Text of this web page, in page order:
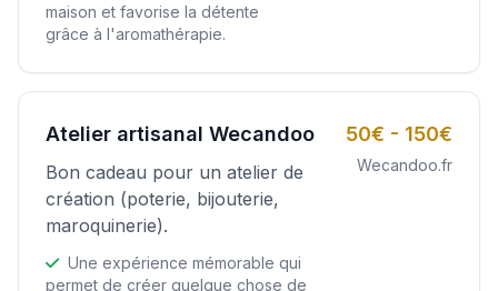
maison et favorise la détente
grâce à l'aromathérapie.
Atelier artisanal Wecandoo
Bon cadeau pour un atelier de
création (poterie, bijouterie,
maroquinerie).
Une expérience mémorable qui
permet de créer quelque chose de
50€ - 150€
Wecandoo.fr